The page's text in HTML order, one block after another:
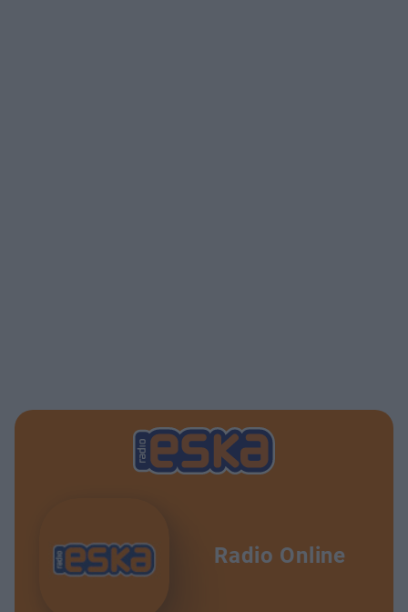
Radio Online